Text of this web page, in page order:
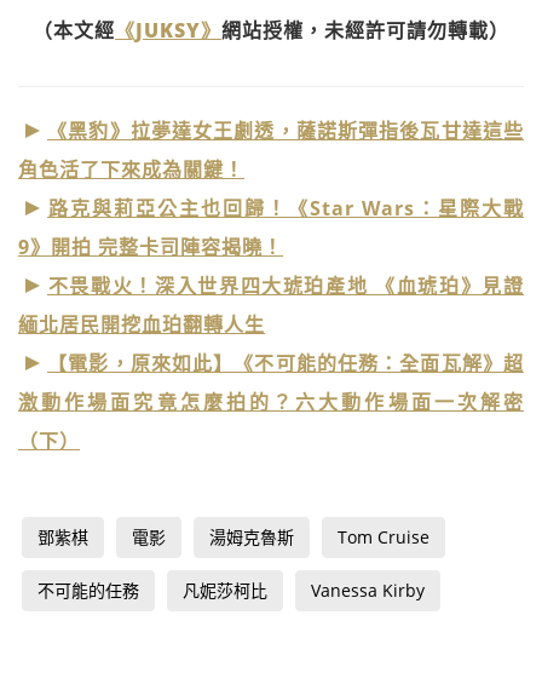
（本文經 《JUKSY》 網站授權，未經許可請勿轉載）
《黑豹》拉夢達女王劇透，薩諾斯彈指後瓦甘達這些
角色活了下來成為關鍵！
路克與莉亞公主也回歸！《Star Wars：星際大戰
9》開拍 完整卡司陣容揭曉！
不畏戰火！深入世界四大琥珀產地 《血琥珀》見證
緬北居民開挖血珀翻轉人生
【電影，原來如此】《不可能的任務：全面瓦解》超
激動作場面究竟怎麼拍的？六大動作場面一次解密
（下）
鄧紫棋 電影 湯姆克魯斯 Tom Cruise
不可能的任務 凡妮莎柯比 Vanessa Kirby